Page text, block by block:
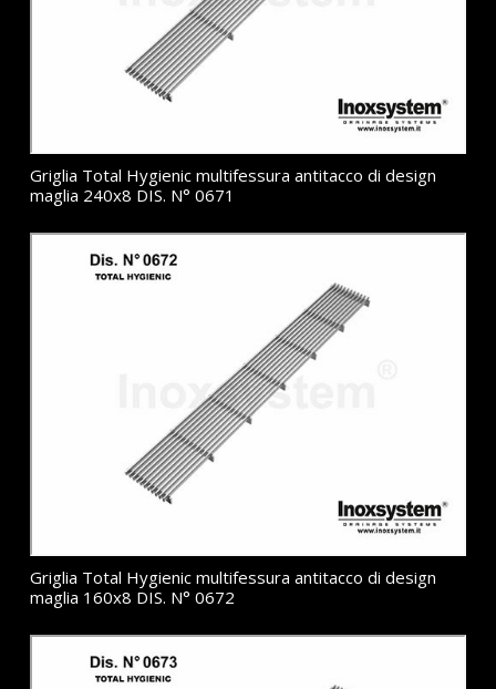
Griglia Total Hygienic multifessura antitacco di design
maglia 240x8 DIS. N° 0671
Griglia Total Hygienic multifessura antitacco di design
maglia 160x8 DIS. N° 0672